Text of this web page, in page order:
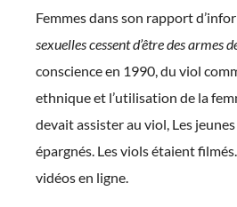
Femmes dans son rapport
sexuelles cessent d’être des armes
conscience en 1990, du viol
ethnique et l’utilisation de la
devait assister au viol, Les
épargnés. Les viols étaient
vidéos en ligne.